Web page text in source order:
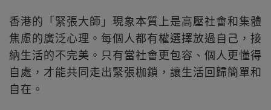
香港的「緊張大師」現象本質上是高壓社會和集體
焦慮的廣泛心理。每個人都有權選擇放過自己，接
納生活的不完美。只有當社會更包容、個人更懂得
自處，才能共同走出緊張枷鎖，讓生活回歸簡單和
自在。